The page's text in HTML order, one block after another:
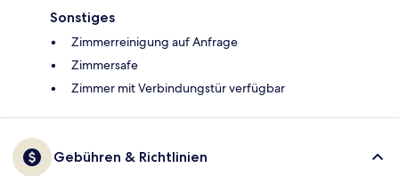
Sonstiges
Zimmerreinigung auf Anfrage
Zimmersafe
Zimmer mit Verbindungstür verfügbar
Gebühren & Richtlinien